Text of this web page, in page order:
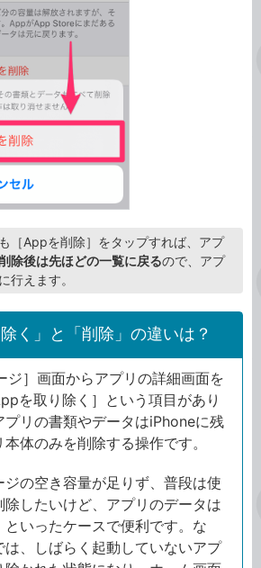
［Appを削除］をタップすれば、アプ
除後は先ほどの一覧に戻るので、アプ
行えます。
除く」と「削除」の違いは？
ジ］画面からアプリの詳細画面を
を取り除く］という項目があり
プリの書類やデータはiPhoneに残
体のみを削除する操作です。
の空き容量が足りず、普段は使
除したいけど、アプリのデータは
いったケースで便利です。な
は、しばらく起動していないアプ